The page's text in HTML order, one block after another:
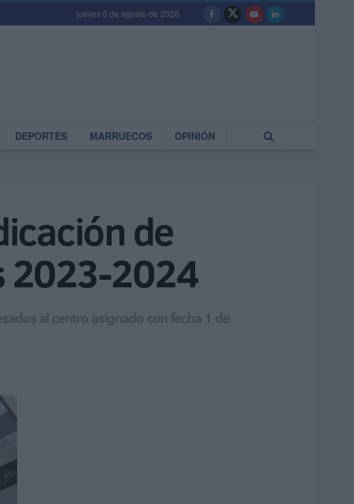
jueves 6 de agosto de 2026
DEPORTES MARRUECOS OPINIÓN
de
2023-2024
al centro asignado con fecha 1 de